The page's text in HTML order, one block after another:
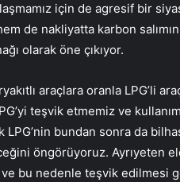
için de agresif bir
de nakliyatta karbon
olarak öne çıkıyor.
araçlara oranla LPG’li
teşvik etmemiz ve
LPG’nin bundan sonra da
öngörüyoruz. Ayrıyeten
bu nedenle teşvik edilmesi